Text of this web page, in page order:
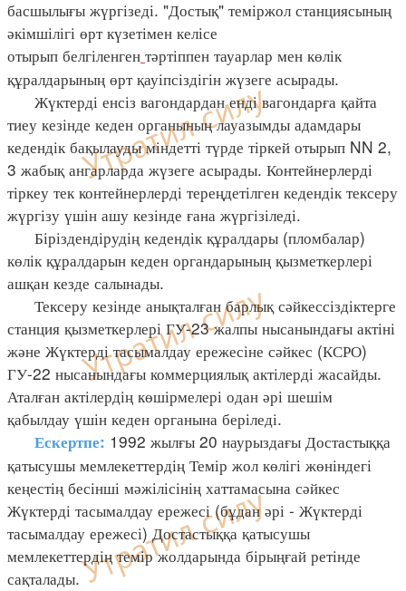
басшылығы жүргізеді. "Достық" теміржол станциясының
әкімшілігі өрт күзетімен келісе
отырып белгіленген тәртіппен тауарлар мен көлік
құралдарының өрт қауіпсіздігін жүзеге асырады.
Жүктерді енсіз вагондардан енді вагондарға қайта
тиеу кезінде кеден органының лауазымды адамдары
кедендік бақылауды міндетті түрде тіркей отырып NN 2,
3 жабық ангарларда жүзеге асырады. Контейнерлерді
тіркеу тек контейнерлерді тереңдетілген кедендік тексеру
жүргізу үшін ашу кезінде ғана жүргізіледі.
Біріздендірудің кедендік құралдары (пломбалар)
көлік құралдарын кеден органдарының қызметкерлері
ашқан кезде салынады.
Тексеру кезінде анықталған барлық сәйкессіздіктерге
станция қызметкерлері ГУ-23 жалпы нысанындағы актіні
және Жүктерді тасымалдау ережесіне сәйкес (КСРО)
ГУ-22 нысанындағы коммерциялық актілерді жасайды.
Аталған актілердің көшірмелері одан әрі шешім
қабылдау үшін кеден органына беріледі.
Ескертпе: 1992 жылғы 20 наурыздағы Достастыққа
қатысушы мемлекеттердің Темір жол көлігі жөніндегі
кеңестің бесінші мәжілісінің хаттамасына сәйкес
Жүктерді тасымалдау ережесі (бұдан әрі - Жүктерді
тасымалдау ережесі) Достастыққа қатысушы
мемлекеттердің темір жолдарында бірыңғай ретінде
сақталады.